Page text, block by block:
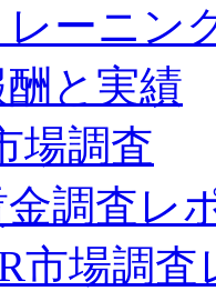
レーニン
と実績
場調査
調査レ
市場調査